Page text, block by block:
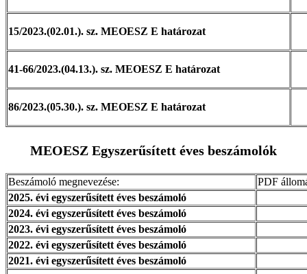
15/2023.(02.01.). sz. MEOESZ E határozat
41-66/2023.(04.13.). sz. MEOESZ E határozat
86/2023.(05.30.). sz. MEOESZ E határozat
MEOESZ Egyszerűsített éves beszámolók
Beszámoló megnevezése:
PDF
2025. évi egyszerűsített éves beszámoló
2024. évi egyszerűsített éves beszámoló
2023. évi egyszerűsített éves beszámoló
2022. évi egyszerűsített éves beszámoló
2021. évi egyszerűsített éves beszámoló